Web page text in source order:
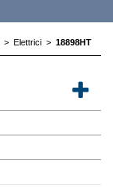
> Elettrici > 18898HT